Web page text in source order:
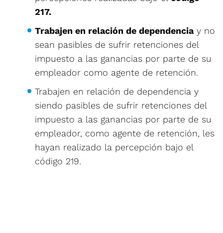
217.
Trabajen en relación de dependenciay no
sean pasibles de sufrir retenciones del
impuesto a las ganancias por parte de su
empleador como agente de retención.
Trabajen en relación de dependencia y
siendo pasibles de sufrir retenciones del
impuesto a las ganancias por parte de su
empleador, como agente de retención, les
hayan realizado la percepción bajo el
código 219.